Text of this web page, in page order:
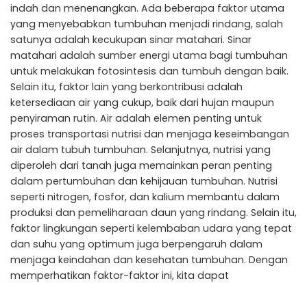
indah dan menenangkan. Ada beberapa faktor utama
yang menyebabkan tumbuhan menjadi rindang, salah
satunya adalah kecukupan sinar matahari. Sinar
matahari adalah sumber energi utama bagi tumbuhan
untuk melakukan fotosintesis dan tumbuh dengan baik.
Selain itu, faktor lain yang berkontribusi adalah
ketersediaan air yang cukup, baik dari hujan maupun
penyiraman rutin. Air adalah elemen penting untuk
proses transportasi nutrisi dan menjaga keseimbangan
air dalam tubuh tumbuhan. Selanjutnya, nutrisi yang
diperoleh dari tanah juga memainkan peran penting
dalam pertumbuhan dan kehijauan tumbuhan. Nutrisi
seperti nitrogen, fosfor, dan kalium membantu dalam
produksi dan pemeliharaan daun yang rindang. Selain itu,
faktor lingkungan seperti kelembaban udara yang tepat
dan suhu yang optimum juga berpengaruh dalam
menjaga keindahan dan kesehatan tumbuhan. Dengan
memperhatikan faktor-faktor ini, kita dapat